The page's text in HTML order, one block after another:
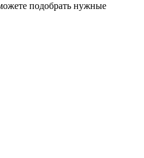
подобрать нужные